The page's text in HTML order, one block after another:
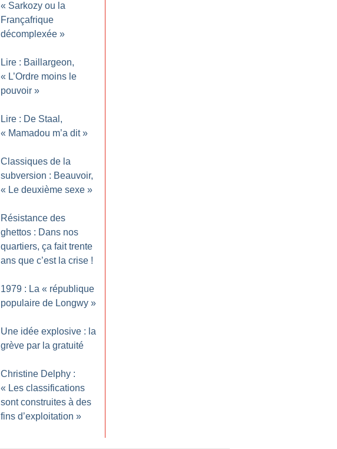
« Sarkozy ou la
Françafrique
décomplexée »
Lire : Baillargeon,
« L’Ordre moins le
pouvoir »
Lire : De Staal,
« Mamadou m’a dit »
Classiques de la
subversion : Beauvoir,
« Le deuxième sexe »
Résistance des
ghettos : Dans nos
quartiers, ça fait trente
ans que c’est la crise !
1979 : La « république
populaire de Longwy »
Une idée explosive : la
grève par la gratuité
Christine Delphy :
« Les classifications
sont construites à des
fins d’exploitation »